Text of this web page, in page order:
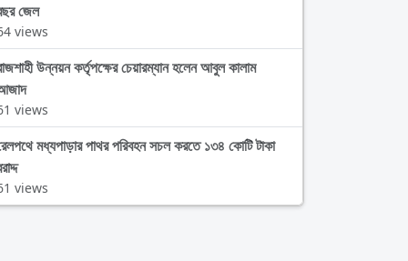
জেল
views
উন্নয়ন কর্তৃপক্ষের চেয়ারম্যান হলেন আবুল কালাম
views
মধ্যপাড়ার পাথর পরিবহন সচল করতে ১৩৪ কোটি টাকা
views